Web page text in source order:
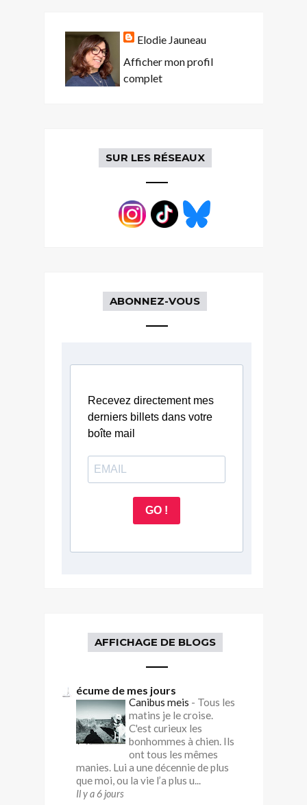
Elodie Jauneau
Afficher mon profil
complet
SUR LES RÉSEAUX
ABONNEZ-VOUS
Recevez directement mes
derniers billets dans votre
boîte mail
GO !
AFFICHAGE DE BLOGS
écume de mes jours
Canibus meis - Tous les
matins je le croise.
C'est curieux les
bonhommes à chien. Ils
ont tous les mêmes
manies. Lui a une décennie de plus
que moi, ou la vie l’a plus u...
Il y a 6 jours